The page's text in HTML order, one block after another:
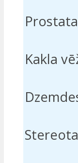
Kakla